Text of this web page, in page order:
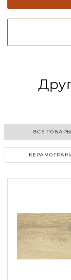
ВСЕ ТОВАРЫ